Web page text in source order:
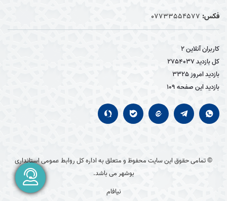
فکس: 07733554577
کاربران آنلاین2
کل بازدید2754037
بازدید امروز3325
بازدید این صفحه109
© تمامی حقوق این سایت محفوظ و متعلق به اداره کل روابط عمومی استانداری
بوشهر می باشد.
نیافام